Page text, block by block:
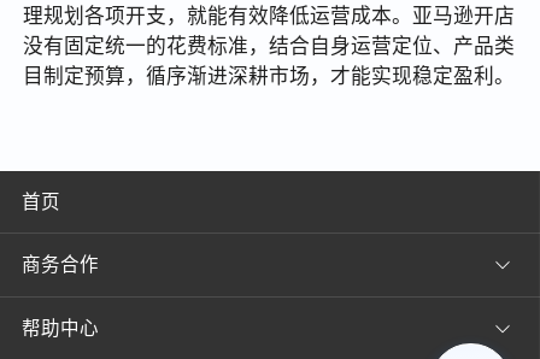
理规划各项开支，就能有效降低运营成本。亚马逊开店
没有固定统一的花费标准，结合自身运营定位、产品类
目制定预算，循序渐进深耕市场，才能实现稳定盈利。
首页
商务合作
帮助中心